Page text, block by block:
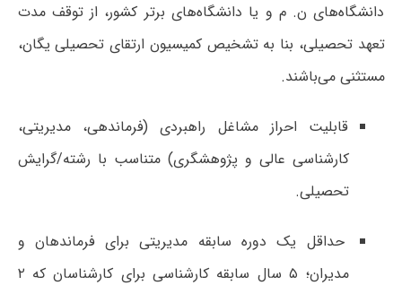
دانشگاه‌های ن. م و یا دانشگاه‌های برتر کشور، از توقف مدت
تعهد تحصیلی، بنا به تشخیص کمیسیون ارتقای تحصیلی یگان،
مستثنی می‌باشند.
قابلیت احراز مشاغل راهبردی (فرماندهی، مدیریتی،
کارشناسی عالی و پژوهشگری) متناسب با رشته/گرایش
تحصیلی.
حداقل یک دوره سابقه مدیریتی برای فرماندهان و
مدیران؛ ۵ سال سابقه کارشناسی برای کارشناسان که ۲